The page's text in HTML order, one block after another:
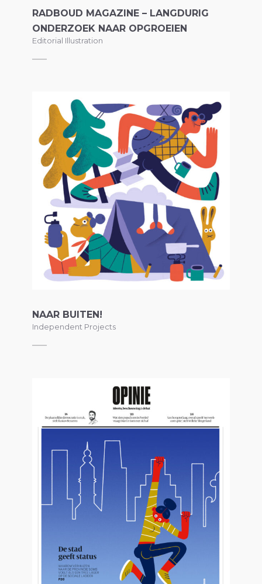
RADBOUD MAGAZINE – LANGDURIG
ONDERZOEK NAAR OPGROEIEN
Editorial Illustration
NAAR BUITEN!
Independent Projects